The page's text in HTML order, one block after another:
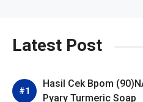
Latest Post
Hasil Cek Bpom
Pyary Turmeric Soap